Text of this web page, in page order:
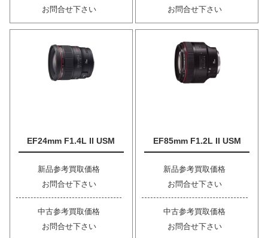
お問合せ下さい
お問合せ下さい
EF24mm F1.4L II USM
新品参考買取価格
お問合せ下さい
中古参考買取価格
お問合せ下さい
EF85mm F1.2L II USM
新品参考買取価格
お問合せ下さい
中古参考買取価格
お問合せ下さい